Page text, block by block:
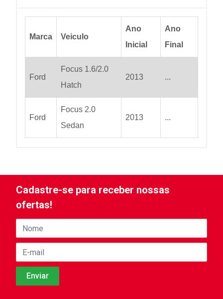
Marca Veiculo
Ano
Inicial
Ano
Final
Ford
Focus 1.6/2.0
Hatch
2013 ...
Ford
Focus 2.0
Sedan
2013 ...
Cadastre-se para receber nossas
ofertas!